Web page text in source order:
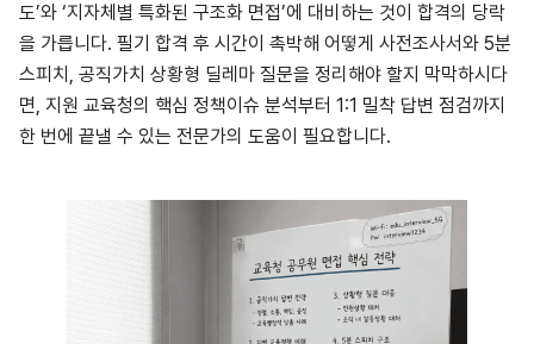
도’와 ‘지자체별 특화된 구조화 면접’에 대비하는 것이 합격의 당락
을 가릅니다. 필기 합격 후 시간이 촉박해 어떻게 사전조사서와 5분
스피치, 공직가치 상황형 딜레마 질문을 정리해야 할지 막막하시다
면, 지원 교육청의 핵심 정책이슈 분석부터 1:1 밀착 답변 점검까지
한 번에 끝낼 수 있는 전문가의 도움이 필요합니다.